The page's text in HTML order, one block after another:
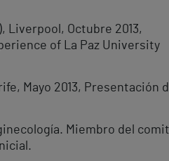
Liverpool, Octubre 2013,
of La Paz University
Mayo 2013, Presentación
Miembro del